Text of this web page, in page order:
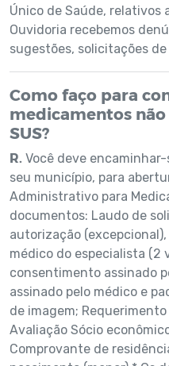
Único de Saúde, relativos
Ouvidoria recebemos
sugestões, solicitações
Como faço para
medicamentos
SUS?
R. Você deve
seu município, para
Administrativo para
documentos: Laudo de
autorização
médico do especialista (2
consentimento assinado
assinado pelo médico e
de imagem;
Avaliação Sócio
Comprovante de